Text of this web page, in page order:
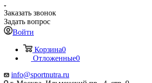
Заказать звонок
Задать вопрос
Войти
Корзина0
Отложенные0
info@sportnutra.ru